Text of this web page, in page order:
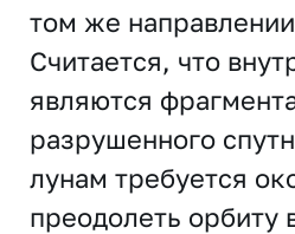
том же
Считается, что
являются
разрушенного
лунам требуется
преодолеть орбиту